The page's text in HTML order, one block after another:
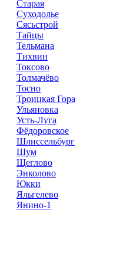
Старая
Суходолье
Сясьстрой
Тайцы
Тельмана
Тихвин
Токсово
Толмачёво
Тосно
Троицкая Гора
Ульяновка
Усть-Луга
Фёдоровское
Шлиссельбург
Шум
Щеглово
Энколово
Юкки
Яльгелево
Янино-1